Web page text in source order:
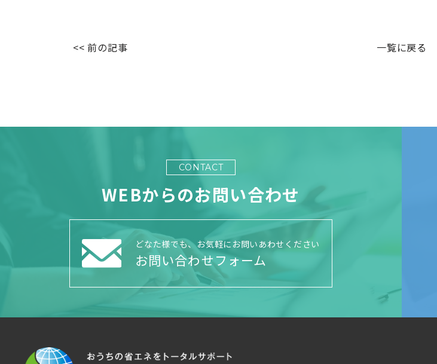
<< 前の記事 一覧に戻る
CONTACT
WEBからのお問い合わせ
どなた様でも、お気軽にお問いあわせください
お問い合わせフォーム